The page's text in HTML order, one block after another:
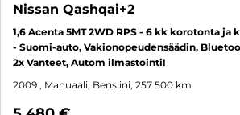
Nissan Qashqai+2
1,6 Acenta 5MT 2WD RPS - 6 kk korotonta ja
- Suomi-auto, Vakionopeudensäädin,
2x Vanteet, Autom ilmastointi!
2009 , Manuaali, Bensiini, 257 500 km